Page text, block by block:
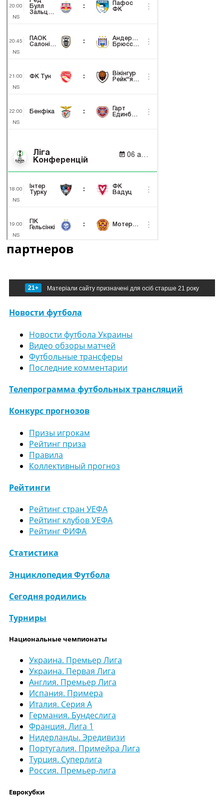
партнеров
21+ Матеріали сайту призначені для осіб старше 21 року
Новости футбола
Новости футбола Украины
Видео обзоры матчей
Футбольные трансферы
Последние комментарии
Телепрограмма футбольных трансляций
Конкурс прогнозов
Призы игрокам
Рейтинг приза
Правила
Коллективный прогноз
Рейтинги
Рейтинг стран УЕФА
Рейтинг клубов УЕФА
Рейтинг ФИФА
Статистика
Энциклопедия Футбола
Сегодня родились
Турниры
Национальные чемпионаты
Украина. Премьер Лига
Украина. Первая Лига
Англия. Премьер Лига
Испания. Примера
Италия. Серия А
Германия. Бундеслига
Франция. Лига 1
Нидерланды. Эредивизи
Португалия. Примейра Лига
Турция. Суперлига
Россия. Премьер-лига
Еврокубки